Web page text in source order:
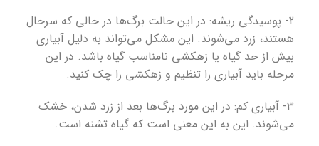
2- پوسیدگی ریشه: در این حالت برگ‌ها در حالی که سرحال
هستند، زرد می‌شوند. این مشکل می‌تواند به دلیل آبیاری
بیش از حد گیاه یا زهکشی نامناسب گیاه باشد. در این
مرحله باید آبیاری را تنظیم و زهکشی را چک کنید.
3- آبیاری کم: در این مورد برگ‌ها بعد از زرد شدن، خشک
می‌شوند. این به این معنی است که گیاه تشنه است.